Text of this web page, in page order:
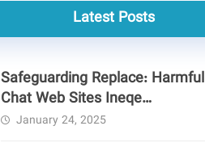
Latest Posts
Safeguarding Replace: Harmful
Chat Web Sites Ineqe
Safeguarding Group
January 24, 2025